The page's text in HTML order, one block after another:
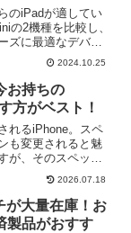
のiPadが適してい
の2機種を比較し、
ズに最適なデバイ
ビジネスでの効率
2024.10.25
お持ちの
方がベスト！
れるiPhone。スペ
も変更されると魅
が、そのスペック
か？性能面では数
iPhone各種ともに
2026.07.18
が大量在庫！お
製品がおすす